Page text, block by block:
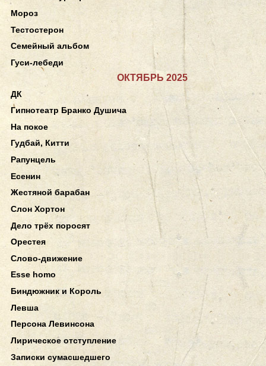
Мороз
Тестостерон
Семейный альбом
Гуси-лебеди
ОКТЯБРЬ 2025
ДК
Гипнотеатр Бранко Душича
На покое
Гудбай, Китти
Рапунцель
Есенин
Жестяной барабан
Слон Хортон
Дело трёх поросят
Орестея
Слово-движение
Esse homo
Биндюжник и Король
Левша
Персона Левинсона
Лирическое отступление
Записки сумасшедшего